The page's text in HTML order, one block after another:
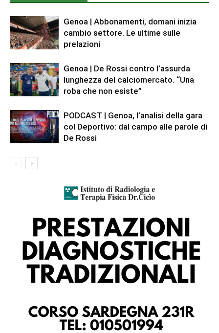
Genoa | Abbonamenti, domani inizia
cambio settore. Le ultime sulle
prelazioni
Genoa | De Rossi contro l’assurda
lunghezza del calciomercato. “Una
roba che non esiste”
PODCAST | Genoa, l’analisi della gara
col Deportivo: dal campo alle parole di
De Rossi